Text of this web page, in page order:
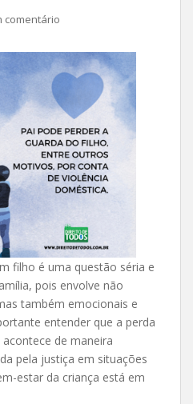
comentário
filho é uma questão séria e
pois envolve não
também emocionais e
entender que a perda
de maneira
pela justiça em situações
estar da criança está em